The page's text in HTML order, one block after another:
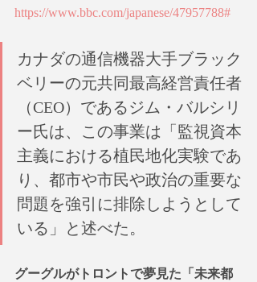
https://www.bbc.com/japanese/47957788#
カナダの通信機器大手ブラック
ベリーの元共同最高経営責任者
（CEO）であるジム・バルシリ
ー氏は、この事業は「監視資本
主義における植民地化実験であ
り、都市や市民や政治の重要な
問題を強引に排除しようとして
いる」と述べた。
グーグルがトロントで夢見た「未来都